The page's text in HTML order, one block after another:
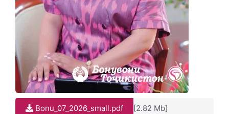
Bonu_07_2026_small.pdf [2.82 Mb]